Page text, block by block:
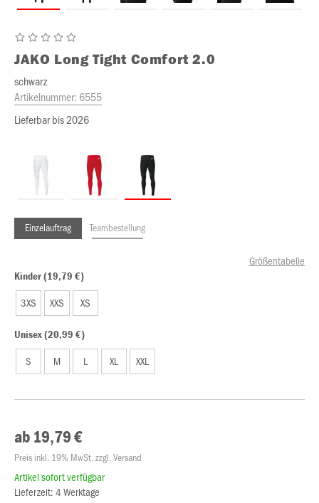
JAKO Long Tight Comfort 2.0
schwarz
Artikelnummer: 6555
Lieferbar bis 2026
Einzelauftrag Teambestellung
Größentabelle
Kinder (19,79 €)
3XS XXS XS
Unisex (20,99 €)
S M L XL XXL
ab 19,79 €
Preis inkl. 19% MwSt. zzgl. Versand
Artikel sofort verfügbar
Lieferzeit: 4 Werktage